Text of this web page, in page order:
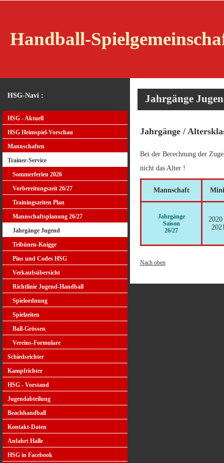
Handball-
HSG-Navi :
HSG - Aktuell
HSG Heimspiel-Vorschau
Mannschaften
Trainer-Service
Sommerferien 2026
Vorbereitungszeit 26/27
Trainingszeiten Plan
Mannschaftsplanung 26/27
Jahrgänge Jugend
Tribünen-Knigge
Pins und Codes HSG
Verkaufsübersicht
Richtlinie Jugend-Handball
Spielordnung
Spielzeiten
Ball-Grössen
Vereins-Formulare
Schiedsrichter
Kampfrichter
HSG - Vorstand
Jugendabteilung
Beachhandball
Kontakt-Daten
Anfahrt Halle
HSG in Facebook
Jahrgänge
Jahrgänge /
Bei der Berechnung der
nicht das Alter !
Mannschaft
Jahrgänge
Saison
26/27
Nach oben